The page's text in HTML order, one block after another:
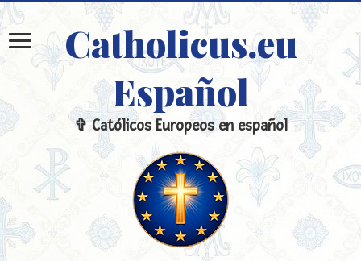
Catholicus.eu
Español
✞ Católicos Europeos en español